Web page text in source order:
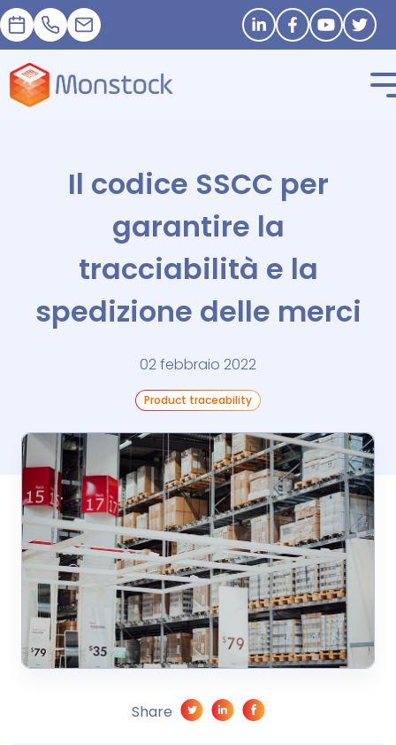
Appuntamento
+33 1 83 62 25 41
contact@monstock.net Stay in touch
Il codice SSCC per
garantire la
tracciabilità e la
spedizione delle merci
02 febbraio 2022
Product traceability
Share